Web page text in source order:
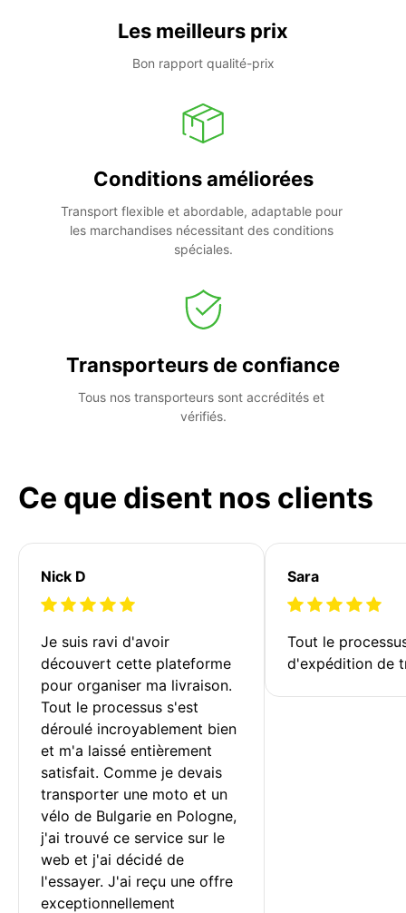
Les meilleurs prix
Bon rapport qualité-prix
Conditions améliorées
Transport flexible et abordable, adaptable pour
les marchandises nécessitant des conditions
spéciales.
Transporteurs de confiance
Tous nos transporteurs sont accrédités et
vérifiés.
Ce que disent nos clients
Nick D
Je suis ravi d'avoir
découvert cette plateforme
pour organiser ma livraison.
Tout le processus s'est
déroulé incroyablement bien
et m'a laissé entièrement
satisfait. Comme je devais
transporter une moto et un
vélo de Bulgarie en Pologne,
j'ai trouvé ce service sur le
web et j'ai décidé de
l'essayer. J'ai reçu une offre
exceptionnellement
Sara
Tout le
d'expédition de